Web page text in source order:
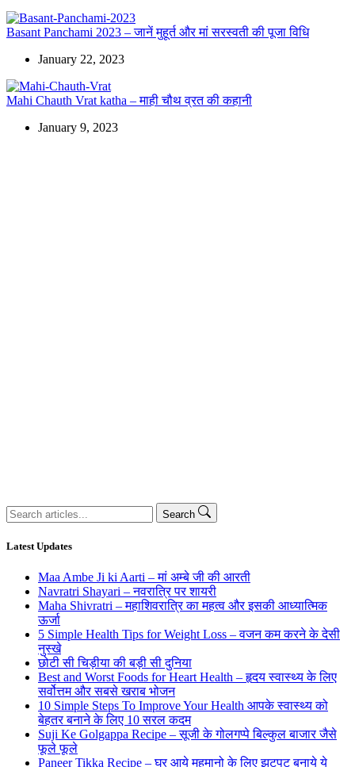
Basant Panchami 2023 – जानें मुहूर्त और मां सरस्वती की पूजा विधि
January 22, 2023
Mahi Chauth Vrat katha – माही चौथ व्रत की कहानी
January 9, 2023
Search
for:
Search
Latest Updates
Maa Ambe Ji ki Aarti – मां अम्बे जी की आरती
Navratri Shayari – नवरात्रि पर शायरी
Maha Shivratri – महाशिवरात्रि का महत्व और इसकी आध्यात्मिक
ऊर्जा
5 Simple Health Tips for Weight Loss – वजन कम करने के देसी
नुस्खे
छोटी सी चिड़ीया की बड़ी सी दुनिया
Best and Worst Foods for Heart Health – हृदय स्वास्थ्य के लिए
सर्वोत्तम और सबसे खराब भोजन
10 Simple Steps To Improve Your Health आपके स्वास्थ्य को
बेहतर बनाने के लिए 10 सरल कदम
Suji Ke Golgappa Recipe – सूजी के गोलगप्पे बिल्कुल बाजार जैसे
फूले फूले
Paneer Tikka Recipe – घर आये महमानो के लिए झटपट बनाये ये